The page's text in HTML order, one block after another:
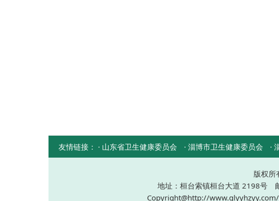
友情链接： · 山东省卫生健康委员会 · 淄博市卫生健康委员会 ·
版权所
地址：桓台索镇桓台大道 2198
Copyright@http://